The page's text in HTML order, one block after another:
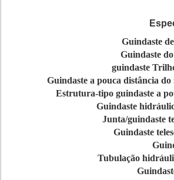
Guindaste
Guindaste
guindaste
Guindaste a pouca distância
Estrutura-tipo guindaste a
Guindaste
Junta/guindaste
Guindaste
Tubulação